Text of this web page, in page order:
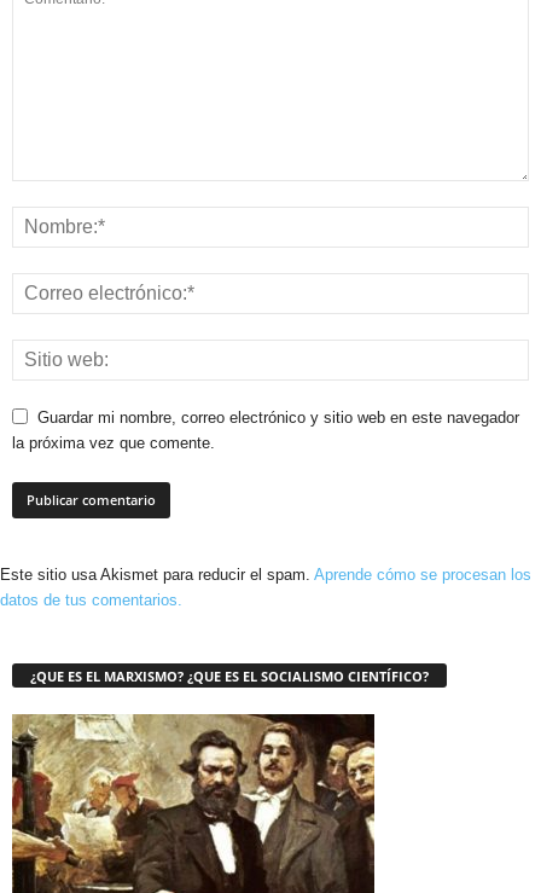
Guardar mi nombre, correo electrónico y sitio web en este navegador
la próxima vez que comente.
Este sitio usa Akismet para reducir el spam. Aprende cómo se procesan los
datos de tus comentarios.
¿QUE ES EL MARXISMO? ¿QUE ES EL SOCIALISMO CIENTÍFICO?